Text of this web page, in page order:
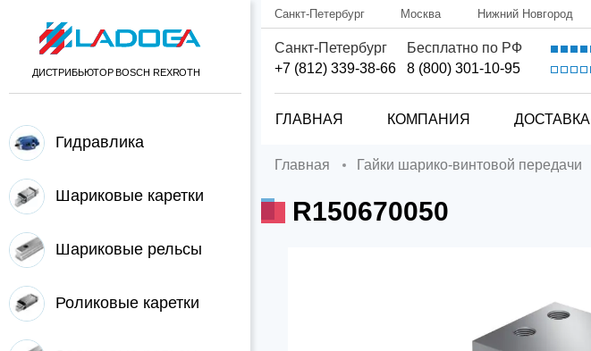
ДИСТРИБЬЮТОР BOSCH REXROTH
Гидравлика
Шариковые каретки
Шариковые рельсы
Роликовые каретки
Санкт-Петербург Москва Нижний Новгород
Санкт-Петербург
+7 (812) 339-38-66
Бесплатно по РФ
8 (800) 301-10-95
ГЛАВНАЯ КОМПАНИЯ ДОСТАВКА
Главная Гайки шарико-винтовой передачи
R150670050